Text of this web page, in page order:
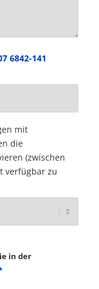
6842-141
mit
die
(zwischen
verfügbar zu
in der